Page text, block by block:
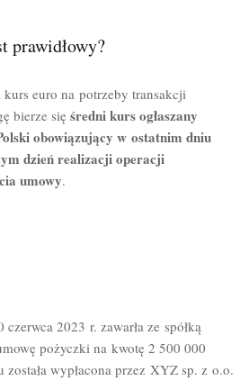
prawidłowy?
euro na potrzeby transakcji
bierze się średni kurs ogłaszany
obowiązujący w ostatnim dniu
dzień realizacji operacji
umowy.
2023 r. zawarła ze spółką
pożyczki na kwotę 2 500 000
została wypłacona przez XYZ sp. z o.o.